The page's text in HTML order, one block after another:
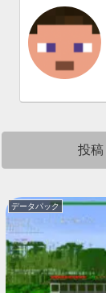
投稿
データパック